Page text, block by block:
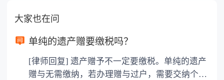
大家也在问
单纯的遗产赠要缴税吗？
[律师回复] 遗产赠予不一定要缴税。单纯的遗产
赠与无需缴纳，若办理赠与过户，需要交纳个人